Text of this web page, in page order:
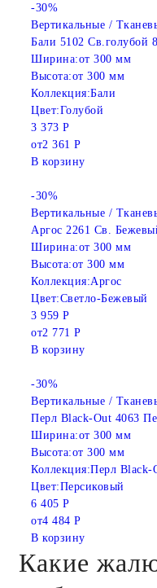
-30%
Вертикальные /
Бали 5102 Св.голубой
Ширина:от 300 мм
Высота:от 300 мм
Коллекция:Бали
Цвет:Голубой
3 373 Р
от2 361 Р
В корзину
-30%
Вертикальные /
Аргос 2261 Св.
Ширина:от 300 мм
Высота:от 300 мм
Коллекция:Аргос
Цвет:Светло-Бежевый
3 959 Р
от2 771 Р
В корзину
-30%
Вертикальные /
Перл Black-Out 4063
Ширина:от 300 мм
Высота:от 300 мм
Коллекция:Перл Black-
Цвет:Персиковый
6 405 Р
от4 484 Р
В корзину
Какие